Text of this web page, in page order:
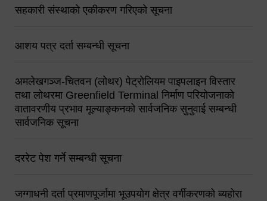
सहकारी संस्थाको एकीकरण गरिएको सूचना
आशय पत्र दर्ता सम्बन्धी सूचना
अमलेखगञ्ज-चितवन (लोथर) पेट्रोलियम पाइपलाइन विस्तार
तथा लोथरमा Greenfield Terminal निर्माण परियोजनाको
वातावरणीय प्रभाव मूल्याङ्कनको सार्वजनिक सुनुवाई सम्बन्धी
सार्वजनिक सूचना
दररेट पेश गर्ने सम्बन्धी सूचना
जग्गाधनी दर्ता प्रमाणपूर्जामा भूउपयोग क्षेत्र वर्गीकरणको ब्यहोरा